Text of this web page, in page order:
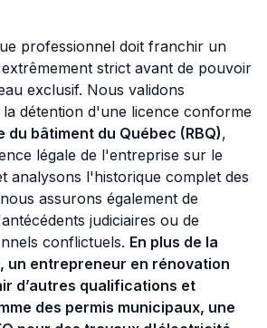
professionnel doit franchir un
strict avant de pouvoir
exclusif. Nous validons
la détention d'une licence conforme
du bâtiment du Québec (RBQ),
légale de l'entreprise sur le
analysons l'historique complet des
assurons également de
judiciaires ou de
conflictuels. En plus de la
un entrepreneur en rénovation
d’autres qualifications et
des permis municipaux, une